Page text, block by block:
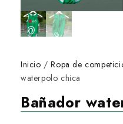
Inicio /Ropa de
waterpolo chica
Bañador